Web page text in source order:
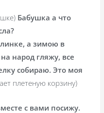
Бабушка а что
а зимою в
народ гляжу, все
собираю. Это моя
плетеную корзину)
с вами посижу.